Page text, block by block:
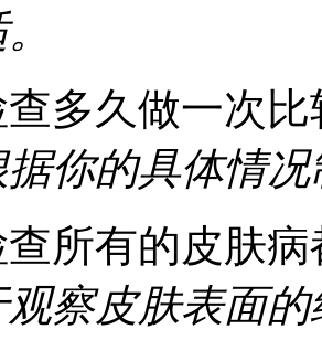
查多久做一次
你的具体情
查所有的皮肤
观察皮肤表面